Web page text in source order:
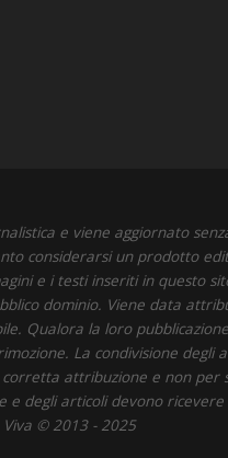
e viene aggiornato
considerarsi un prodotto
e i testi inseriti in questo
dominio. Viene data
Qualora la loro
La condivisione degli
attribuzione e non per
e degli articoli devono
© 2013 - 2025